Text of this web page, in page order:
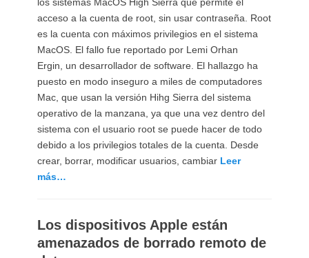
acceso a la cuenta de root, sin usar contraseña. Root
es la cuenta con máximos privilegios en el sistema
MacOS. El fallo fue reportado por Lemi Orhan
Ergin, un desarrollador de software. El hallazgo ha
puesto en modo inseguro a miles de computadores
Mac, que usan la versión Hihg Sierra del sistema
operativo de la manzana, ya que una vez dentro del
sistema con el usuario root se puede hacer de todo
debido a los privilegios totales de la cuenta. Desde
crear, borrar, modificar usuarios, cambiar Leer
más…
Los dispositivos Apple están
amenazados de borrado remoto de